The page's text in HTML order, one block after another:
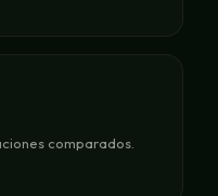
comparados.